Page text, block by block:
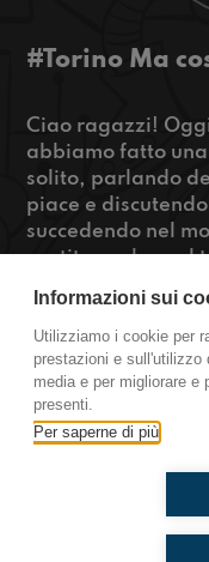
#Torino Ma
Ciao ragazzi!
abbiamo fatto
solito, parlando
piace e
succedendo nel
sentito parlare al
puntata!
https://
Torino
Ti è piaciuto?
Informazioni sui
Utilizziamo i cookie per
prestazioni e sull'utilizzo
media e per migliorare e
presenti.
Per saperne di più